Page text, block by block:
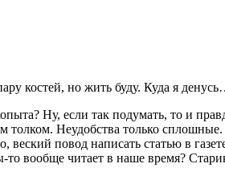
костей, но жить буду. Куда я
Ну, если так подумать, то и
толком. Неудобства только
повод написать статью в
вообще читает в наше время?